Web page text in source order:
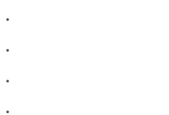
・
・
・